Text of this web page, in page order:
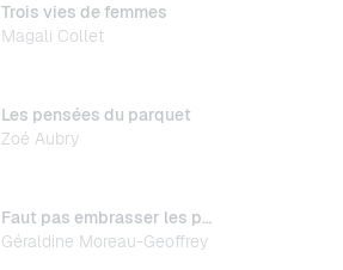
Trois vies de femmes
Magali Collet
Les pensées du parquet
Zoé Aubry
Faut pas embrasser les poétesses
Géraldine Moreau-Geoffrey